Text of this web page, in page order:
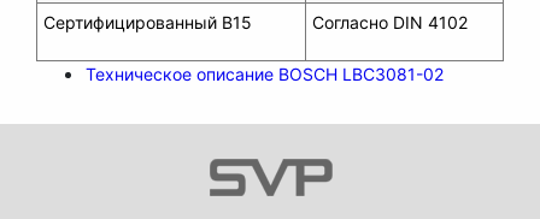
Сертифицированный B15 Согласно DIN 4102
Техническое описание BOSCH LBC3081-02